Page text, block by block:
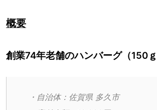
概要
創業74年老舗のハンバーグ（150ｇ
・自治体：佐賀県 多久市